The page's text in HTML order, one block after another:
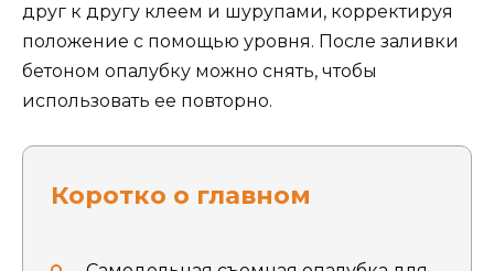
друг к другу клеем и шурупами, корректируя
положение с помощью уровня. После заливки
бетоном опалубку можно снять, чтобы
использовать ее повторно.
Коротко о главном